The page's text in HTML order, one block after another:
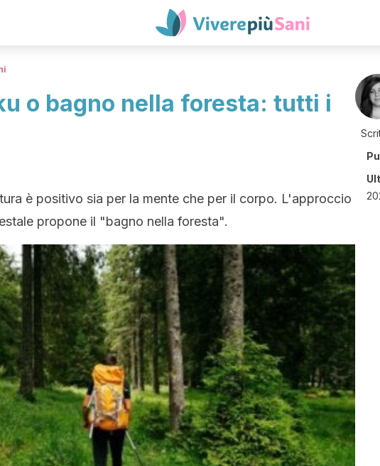
o bagno nella foresta: tutti i
è positivo sia per la mente che per il corpo. L'approccio
propone il "bagno nella foresta".